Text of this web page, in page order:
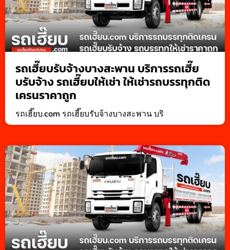
รถเฮี๊ยบรับจ้างบางสะพาน บริการรถเฮี๊ย
บรับจ้าง รถเฮี๊ยบให้เช่า ให้เช่ารถบรรทุกติด
เครนราคาถูก
รถเฮี๊ยบ.com รถเฮี๊ยบรับจ้างบางสะพาน บริ